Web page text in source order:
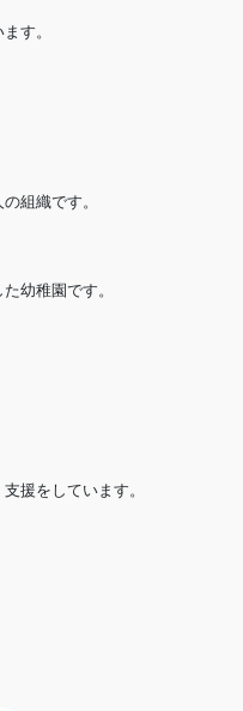
す。
組織です。
幼稚園です。
援をしています。